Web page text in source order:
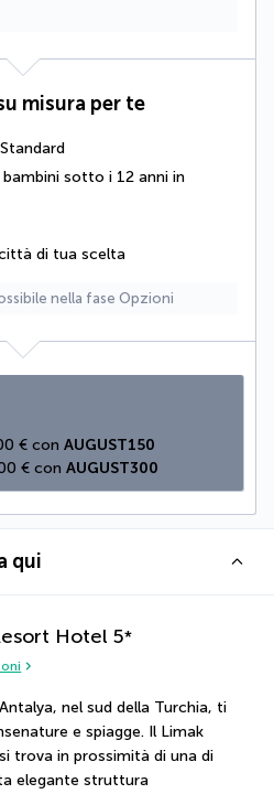
misura per te
sotto i 12 anni in
di tua scelta
nella fase Opzioni
€ con AUGUST150
€ con AUGUST300
qui
Hotel 5*
nel sud della Turchia, ti
e spiagge. Il Limak
trova in prossimità di una di
elegante struttura